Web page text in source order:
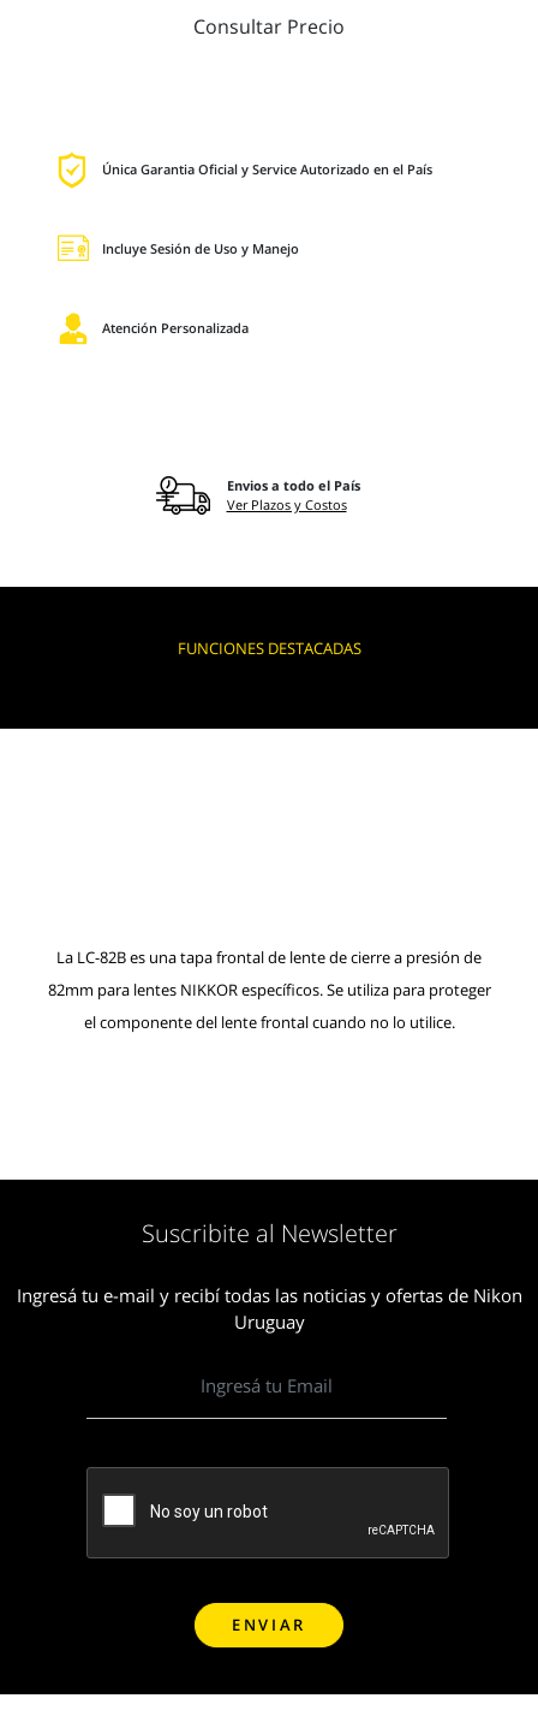
Consultar Precio
Única Garantia Oficial y Service Autorizado en el País
Incluye Sesión de Uso y Manejo
Atención Personalizada
Envios a todo el País
Ver Plazos y Costos
FUNCIONES DESTACADAS
La LC-82B es una tapa frontal de lente de cierre a presión de
82mm para lentes NIKKOR específicos. Se utiliza para proteger
el componente del lente frontal cuando no lo utilice.
Suscribite al Newsletter
Ingresá tu e-mail y recibí todas las noticias y ofertas de Nikon
Uruguay